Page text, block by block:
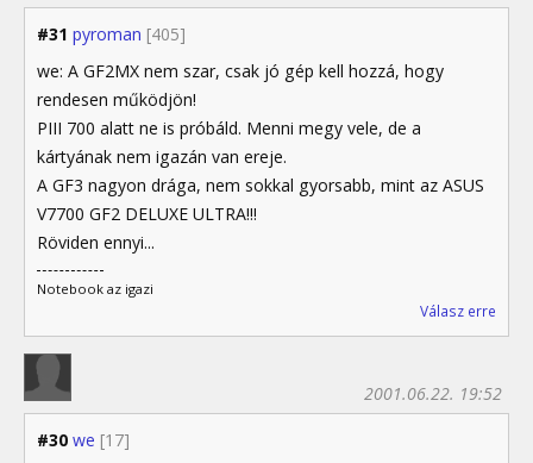
#31 pyroman [405]
we: A GF2MX nem szar, csak jó gép kell hozzá, hogy
rendesen működjön!
PIII 700 alatt ne is próbáld. Menni megy vele, de a
kártyának nem igazán van ereje.
A GF3 nagyon drága, nem sokkal gyorsabb, mint az ASUS
V7700 GF2 DELUXE ULTRA!!!
Röviden ennyi...
Notebook az igazi
Válasz erre
#30 we [17]
2001.06.22. 19:52